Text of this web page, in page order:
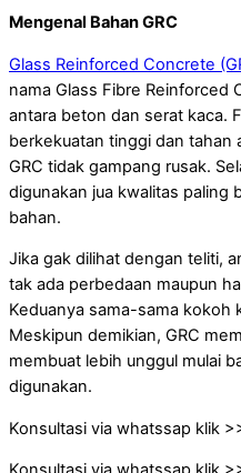
Mengenal Bahan GRC
Glass Reinforced Concrete
nama Glass Fibre Reinforced
antara beton dan serat kaca.
berkekuatan tinggi dan tahan
GRC tidak gampang rusak.
digunakan jua kwalitas paling
bahan.
Jika gak dilihat dengan teliti,
tak ada perbedaan maupun
Keduanya sama-sama kokoh
Meskipun demikian, GRC
membuat lebih unggul mulai
digunakan.
Konsultasi via whatssap klik